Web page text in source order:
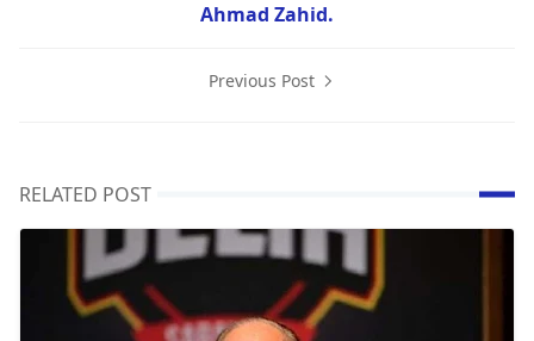
Ahmad Zahid.
Previous Post
RELATED POST